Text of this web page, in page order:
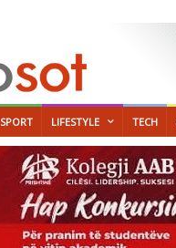
SPORT LIFESTYLE TECH